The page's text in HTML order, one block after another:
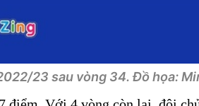
23 sau vòng 34. Đồ họa: